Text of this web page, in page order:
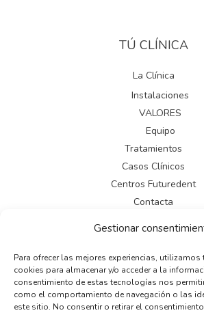
Gestionar
Para ofrecer las mejores experiencias,
cookies para almacenar y/o acceder a la
consentimiento de estas tecnologías nos
como el comportamiento de navegación o las
este sitio. No consentir o retirar el
TÚ CLÍNICA
La Clínica
Instalaciones
VALORES
Equipo
Tratamientos
Casos Clínicos
Centros Futuredent
Contacta
Aviso legal
Política de cookies